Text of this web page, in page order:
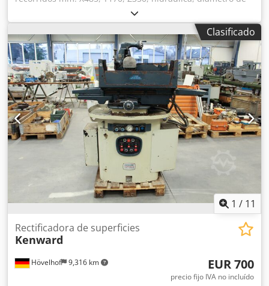
la muela 177,8 mm, 1,5 kW, 2800 rpm, con visualizador
digital. Credpfx Ajy N S Sqopcsf
Clasificado
1 / 11
Hövelhof 9,316 km
Rectificadora de superficies
Kenward
EUR 700
precio fijo IVA no incluído